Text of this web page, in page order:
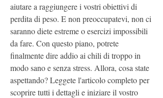
aiutare a raggiungere i vostri obiettivi di
perdita di peso. E non preoccupatevi, non ci
saranno diete estreme o esercizi impossibili
da fare. Con questo piano, potrete
finalmente dire addio ai chili di troppo in
modo sano e senza stress. Allora, cosa state
aspettando? Leggete l'articolo completo per
scoprire tutti i dettagli e iniziare il vostro